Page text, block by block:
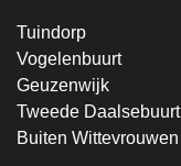
Tuindorp
Vogelenbuurt
Geuzenwijk
Tweede Daalsebuurt
Buiten Wittevrouwen